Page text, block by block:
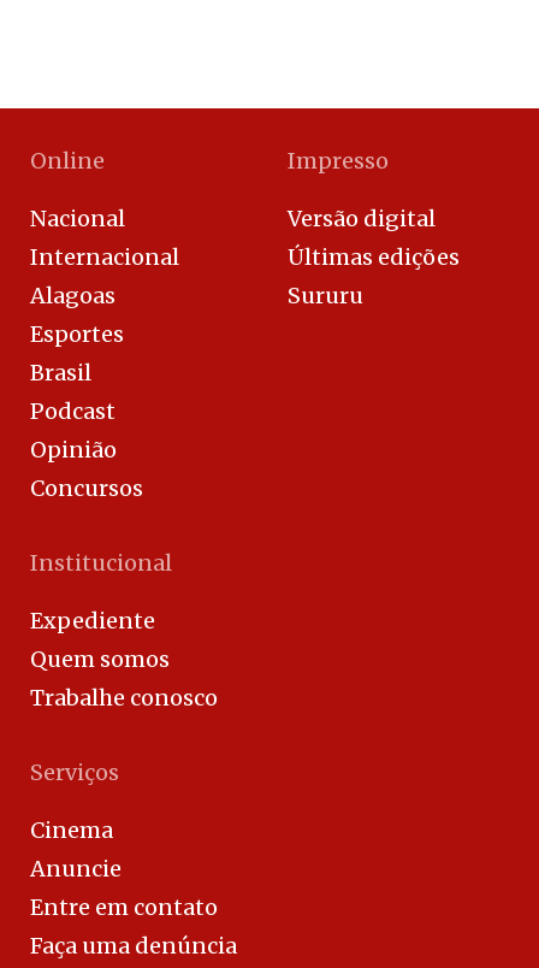
Online
Nacional
Internacional
Alagoas
Esportes
Brasil
Podcast
Opinião
Concursos
Impresso
Versão digital
Últimas edições
Sururu
Institucional
Expediente
Quem somos
Trabalhe conosco
Serviços
Cinema
Anuncie
Entre em contato
Faça uma denúncia